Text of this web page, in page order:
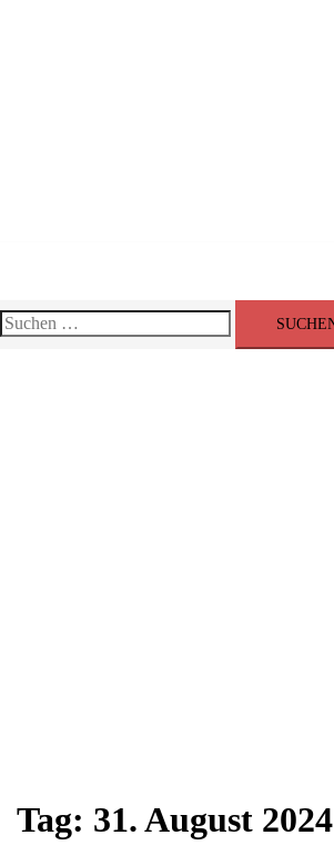
Suchen
Tag: 31. August 2024